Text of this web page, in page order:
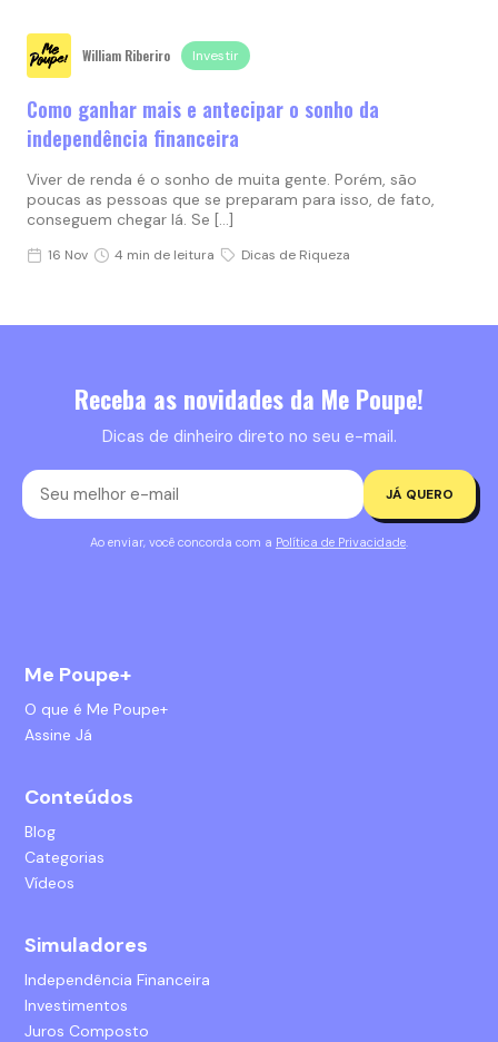
William Riberiro Investir
Como ganhar mais e antecipar o sonho da
independência financeira
Viver de renda é o sonho de muita gente. Porém, são
poucas as pessoas que se preparam para isso, de fato,
conseguem chegar lá. Se […]
16 Nov 4 min de leitura Dicas de Riqueza
Receba as novidades da Me Poupe!
Dicas de dinheiro direto no seu e-mail.
JÁ QUERO
Ao enviar, você concorda com a Política de Privacidade
Me Poupe+
O que é Me Poupe+
Assine Já
Conteúdos
Blog
Categorias
Vídeos
Simuladores
Independência Financeira
Investimentos
Juros Composto